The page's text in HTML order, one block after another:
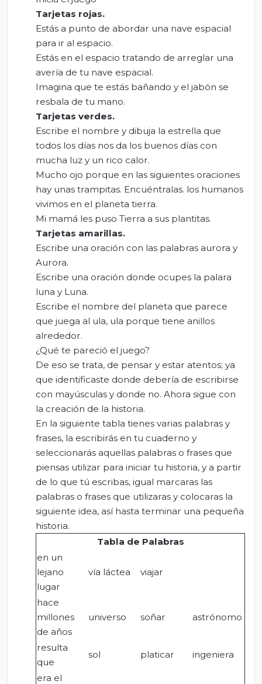
Tarjetas rojas.
Estás a punto de abordar una nave espacial
para ir al espacio.
Estás en el espacio tratando de arreglar una
avería de tu nave espacial.
Imagina que te estás bañando y el jabón se
resbala de tu mano.
Tarjetas verdes.
Escribe el nombre y dibuja la estrella que
todos los días nos da los buenos días con
mucha luz y un rico calor.
Mucho ojo porque en las siguientes oraciones
hay unas trampitas. Encuéntralas. los humanos
vivimos en el planeta tierra.
Mi mamá les puso Tierra a sus plantitas.
Tarjetas amarillas.
Escribe una oración con las palabras aurora y
Aurora.
Escribe una oración donde ocupes la palara
luna y Luna.
Escribe el nombre del planeta que parece
que juega al ula, ula porque tiene anillos
alrededor.
¿Qué te pareció el juego?
De eso se trata, de pensar y estar atentos; ya
que identificaste donde debería de escribirse
con mayúsculas y donde no. Ahora sigue con
la creación de la historia.
En la siguiente tabla tienes varias palabras y
frases, la escribirás en tu cuaderno y
seleccionarás aquellas palabras o frases que
piensas utilizar para iniciar tu historia, y a partir
de lo que tú escribas, igual marcaras las
palabras o frases que utilizaras y colocaras la
siguiente idea, así hasta terminar una pequeña
historia.
Tabla de Palabras
en un
lejano
lugar
vía láctea viajar
hace
millones
de años
universo soñar astrónomo
resulta
que
sol platicar ingeniera
era el